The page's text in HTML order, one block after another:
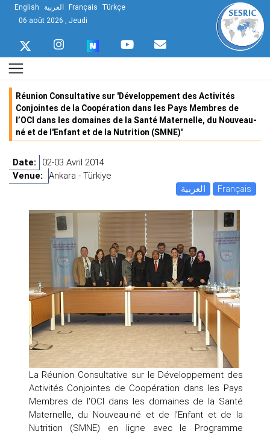
English العربية Français Türkçe
06 août 2026 , Jeudi
Réunion Consultative sur 'Développement des Activités
Conjointes de la Coopération dans les Pays Membres de
l’OCI dans les domaines de la Santé Maternelle, du Nouveau-
né et de l'Enfant et de la Nutrition (SMNE)'
Date: 02-03 Avril 2014
Venue: Ankara - Türkiye
العربية
Français
La Réunion Consultative sur le Développement des
Activités Conjointes de Coopération dans les Pays
Membres de l'OCI dans les domaines de la Santé
Maternelle, du Nouveau-né et de l'Enfant et de la
Nutrition (SMNE) en ligne avec le Programme